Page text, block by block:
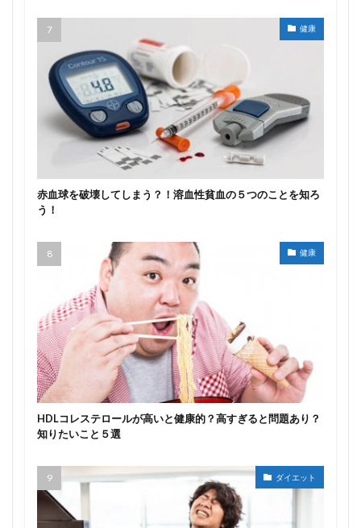
健康
赤血球を破壊してしまう？！溶血性貧血の５つのことを知ろ
う！
健康
HDLコレステロールが高いと健康的？高すぎると問題あり？
知りたいこと５選
ダイエット